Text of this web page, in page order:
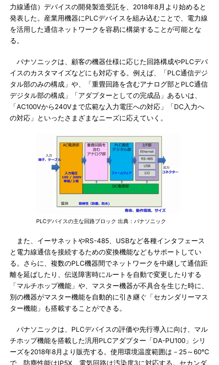
力線通信）デバイスの開発製造受託を、2018年8月より始めると
発表した。産業用機器にPLCデバイスを組み込むことで、電力線
を活用した通信ネットワークを容易に構築することが可能とな
る。
パナソニックは、顧客の機器仕様に応じた回路構成やPLCデバ
イスのカスタマイズなどにも対応する。例えば、「PLC通信デジ
タル部のみの構成」や、「重畳回路を含むアナログ部とPLC通信
デジタル部の構成」「アダプターとしての完成品」あるいは、
「AC100Vから240Vまで広範な入力電圧への対応」「DC入力へ
の対応」といったさまざまなニーズに応えていく。
PLCデバイスの主な回路ブロック 出典：パナソニック
また、イーサネットやRS-485、USBなど各種インタフェース
と電力線通信を接続するための変換機能などもサポートしてい
る。さらに、複数のPLC機器間でネットワークを中継して通信距
離を延ばしたり、伝送障害時にルートを自動で変更したりする
「マルチホップ機能」や、マスター機器が不具合を生じた時に、
別の機器がマスター機能を自動的に引き継ぐ「セカンダリーマス
ター機能」も搭載することができる。
パナソニックは、PLCデバイスの評価や先行導入に向け、マル
チホップ機能を搭載した汎用PLCアダプター「DA-PU100」シリ
ーズを2018年8月より販売する。使用環境温度範囲は－25～60℃
で、防塵性能はIP5X、電気回路は汚染度3に対応する。セカンダ